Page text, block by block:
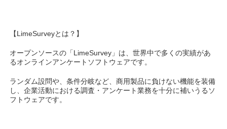
【LimeSurveyとは？】
オープンソースの「LimeSurvey」は、世界中で多くの実績があ
るオンラインアンケートソフトウェアです。
ランダム設問や、条件分岐など、商用製品に負けない機能を装備
し、企業活動における調査・アンケート業務を十分に補いうるソ
フトウェアです。